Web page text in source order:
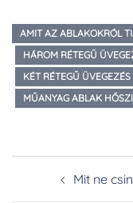
AMIT AZ ABLAKOKRÓL
HÁROM RÉTEGŰ
KÉT RÉTEGŰ ÜVEGEZÉS
MŰANYAG ABLAK
navigation
Mit ne